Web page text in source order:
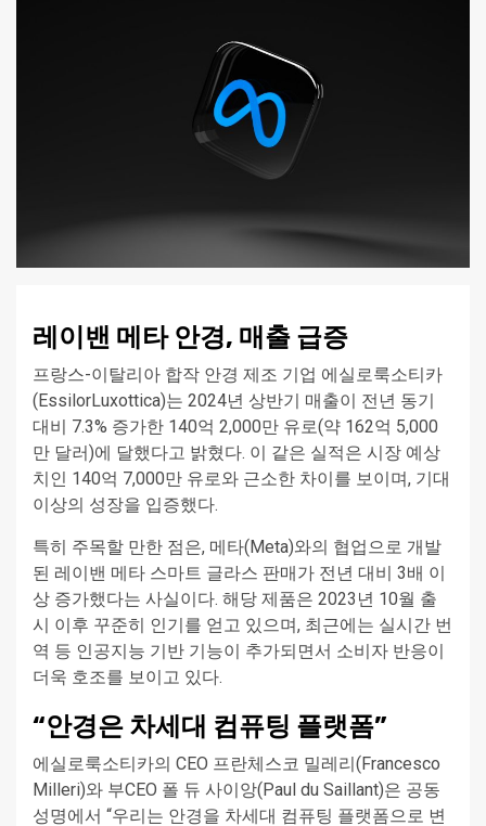
레이밴 메타 안경, 매출 급증
프랑스-이탈리아 합작 안경 제조 기업 에실로룩소티카
(EssilorLuxottica)는 2024년 상반기 매출이 전년 동기
대비 7.3% 증가한 140억 2,000만 유로(약 162억 5,000
만 달러)에 달했다고 밝혔다. 이 같은 실적은 시장 예상
치인 140억 7,000만 유로와 근소한 차이를 보이며, 기대
이상의 성장을 입증했다.
특히 주목할 만한 점은, 메타(Meta)와의 협업으로 개발
된 레이밴 메타 스마트 글라스 판매가 전년 대비 3배 이
상 증가했다는 사실이다. 해당 제품은 2023년 10월 출
시 이후 꾸준히 인기를 얻고 있으며, 최근에는 실시간 번
역 등 인공지능 기반 기능이 추가되면서 소비자 반응이
더욱 호조를 보이고 있다.
“안경은 차세대 컴퓨팅 플랫폼”
에실로룩소티카의 CEO 프란체스코 밀레리(Francesco
Milleri)와 부CEO 폴 듀 사이앙(Paul du Saillant)은 공동
성명에서 “우리는 안경을 차세대 컴퓨팅 플랫폼으로 변